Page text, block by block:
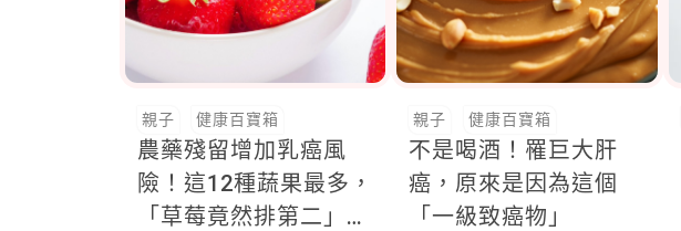
親子 健康百寶箱
農藥殘留增加乳癌風
險！這12種蔬果最多，
「草莓竟然排第二」，
親子 健康百寶箱
不是喝酒！罹巨大肝
癌，原來是因為這個
「一級致癌物」